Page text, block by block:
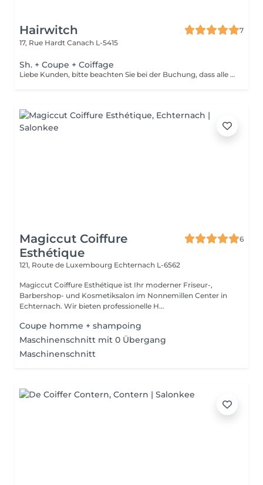
Hairwitch
7
17, Rue Hardt Canach L-5415
Sh. + Coupe + Coiffage
Liebe Kunden, bitte beachten Sie bei der Buchung, dass alle Haarschnitte die in Richtung Barberschnitt gehen mit 50 euro verbucht werden(wegen Zeitaufwand) Wir bitten um Verständnis!!!
Magiccut Coiffure
Esthétique
6
121, Route de Luxembourg Echternach L-6562
Magiccut Coiffure Esthétique ist Ihr moderner Friseur-,
Barbershop- und Kosmetiksalon im Nonnemillen Center in
Echternach. Wir bieten professionelle H...
Coupe homme + shampoing
Maschinenschnitt mit 0 Übergang
Maschinenschnitt